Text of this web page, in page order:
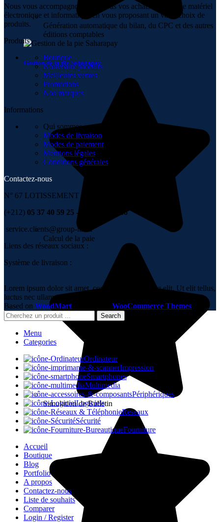
Génération automatique du bilan, du CPC et des autres
éditions comptables
Gestion de la pie Saharapay
Calcul de la paie
Simulation de Bulletin
Nous vous accompagnons dans tous vos achats en ligne de matériel
électronique et informatique en vous proposant un vaste choix de
produits.
Produits
Boutique
Nouveaux produits
Meilleures ventes
Promotions
Nos marques
Informations
Qui sommes-nous
Modes de livraison
Modes de paiement
Mentions légales
Conditions générales
Contactez-nous
N° 67 LOTISSEMENT 6 NOVEMBRE , TÉMARA
(+212) 05 37 40 59 25 - 06 67 99 00 36
service.clients@group-it.ma
Liens des réseaux sociaux :
Système de livraison :
Lorem ipsum dolor sit amet, consectetur adipiscing elit. Ut elit tellus,
luctus nec ullamcorper mattis, pulvinar dapibus leo.
Based on WoodMart WooCommerce Themes
Search
Menu
Categories
Ordinateur
Impression
Smartphones
Multimedia
Périphériques
Logiciels
Réseaux
Sécurité
Fourniture
Accueil
Boutique
Blog
Portfolio
A propos
Contactez-nous
Liste de souhaits
Comparer
Login / Register